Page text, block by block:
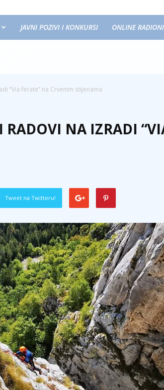
JAVNI POZIVI I KONKURSI ONLINE
“Via ferate” na Crvenim stijenama
NA IZRADI
Tweet na Twitteru!